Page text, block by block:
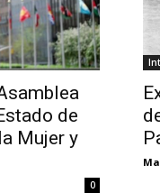
de
Mujer y
0